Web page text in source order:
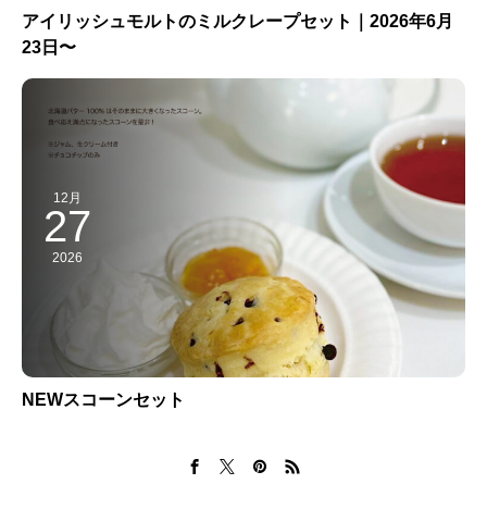
アイリッシュモルトのミルクレープセット｜2026年6月
23日〜
12月
27
2026
NEWスコーンセット